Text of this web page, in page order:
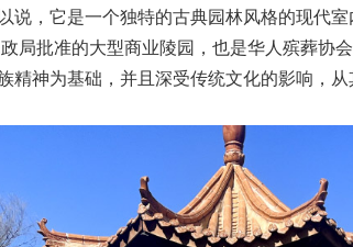
说，它是一个独特的古典园林风格的现代室
局批准的大型商业陵园，也是华人殡葬协
精神为基础，并且深受传统文化的影响，